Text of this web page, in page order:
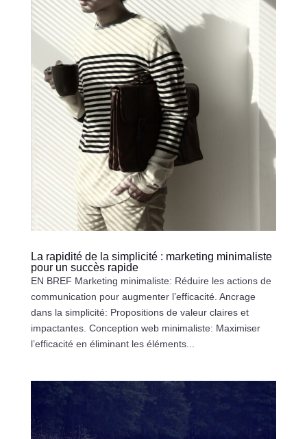
La rapidité de la simplicité : marketing minimaliste
pour un succès rapide
EN BREF Marketing minimaliste: Réduire les actions de
communication pour augmenter l’efficacité. Ancrage
dans la simplicité: Propositions de valeur claires et
impactantes. Conception web minimaliste: Maximiser
l’efficacité en éliminant les éléments...